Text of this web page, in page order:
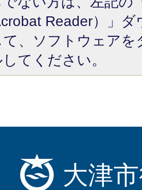
Reader）」
、ソフトウェア
てください。
大津